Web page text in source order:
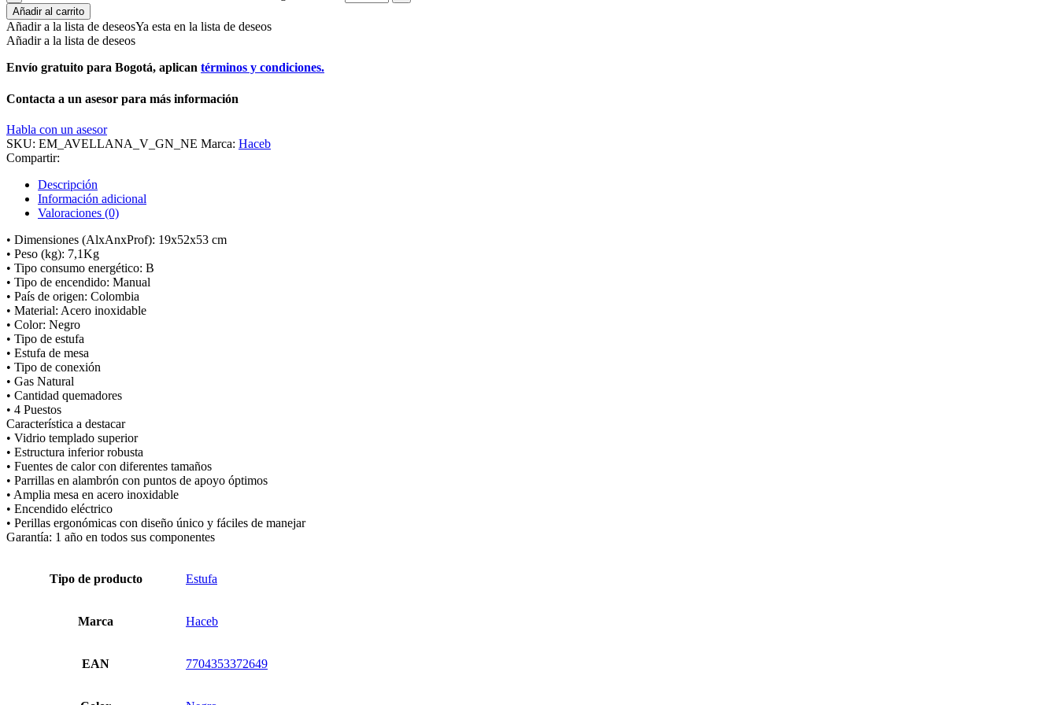
Añadir al carrito
Añadir a la lista de deseosYa esta en la lista de deseos
Añadir a la lista de deseos
Envío gratuito para Bogotá, aplican términos y condiciones.
Contacta a un asesor para más información
Habla con un asesor
SKU: EM_AVELLANA_V_GN_NE Marca: Haceb
Compartir:
Descripción
Información adicional
Valoraciones (0)
• Dimensiones (AlxAnxProf): 19x52x53 cm
• Peso (kg): 7,1Kg
• Tipo consumo energético: B
• Tipo de encendido: Manual
• País de origen: Colombia
• Material: Acero inoxidable
• Color: Negro
• Tipo de estufa
• Estufa de mesa
• Tipo de conexión
• Gas Natural
• Cantidad quemadores
• 4 Puestos
Característica a destacar
• Vidrio templado superior
• Estructura inferior robusta
• Fuentes de calor con diferentes tamaños
• Parrillas en alambrón con puntos de apoyo óptimos
• Amplia mesa en acero inoxidable
• Encendido eléctrico
• Perillas ergonómicas con diseño único y fáciles de manejar
Garantía: 1 año en todos sus componentes
Tipo de producto Estufa
Marca Haceb
EAN 7704353372649